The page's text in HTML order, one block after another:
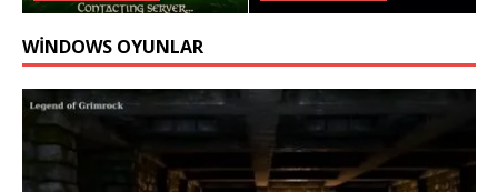
WINDOWS OYUNLAR